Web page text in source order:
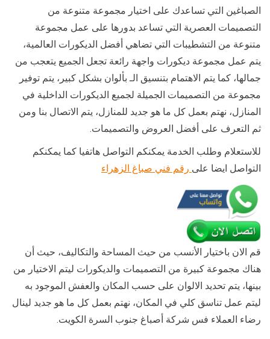
الصباغين التي تساعدك على اختيار مجموعة متنوعة من
التصميمات العصرية التي تساعد بدورها على عمل مجموعة
متنوعة من التشطيبات التي تضاهي أفضل الديكورات العالمية،
يتم عمل مجموعة ديكورات واجهة رائعة تجعل الجميع يتعجب من
جمالها، كما يتم الاهتمام بتنسيق الـ بألوان بشكل كبير، يتم توفير
مجموعة من التصميمات الجميلة لجميع الديكورات الداخلية في
المنازل، نهتم بعمل كل ما هو جديد للمنازل، يتم الاتصال بنا ومن
ثم التعرف على أفضل العروض والتصميمات.
للاستعلام وطلب الخدمة يمكنكم التواصل هاتفيا كما يمكنكم
التواصل ايضا على رقم فني صباغ الزهراء
قم الان باختيار الأنسب من حيث المساحة والتكاليف، حيث أن
هناك مجموعة كبيرة من التصميمات والديكورات ليتم الاختيار من
بينها، يتم تحديد الالوان على حسب المكان والعفش الموجود به
ليتم عمل تناسق كلي في المكان، نهتم بعمل كل ما هو جديد لينال
رضاء العملاء فس شركة أصباغ جنوب السرة الكويت.